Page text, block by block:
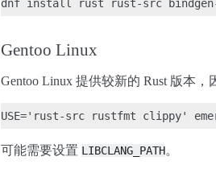
Gentoo Linux
Gentoo Linux 提供较新的 Rust 版本
可能需要设置 LIBCLANG_PATH。